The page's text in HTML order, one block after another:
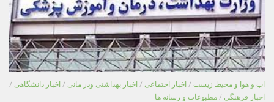
اب و هوا و محیط زیست / اخبار اجتماعی / اخبار بهداشتی ودر مانی / اخبار دانشگاهی /
اخبار فرهنگی / مطبوعات و رسانه ها